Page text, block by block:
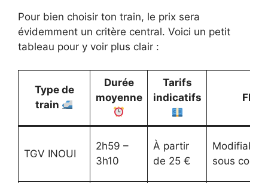
Pour bien choisir ton train, le prix sera
évidemment un critère central. Voici un petit
tableau pour y voir plus clair :
Type de
train
Durée
moyenne
Tarifs
indicatifs
TGV INOUI
2h59 –
3h10
À partir
de 25 €
sous